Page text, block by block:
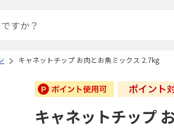
キャネットチップ お肉とお魚ミックス 2.7kg
キャネットチップ